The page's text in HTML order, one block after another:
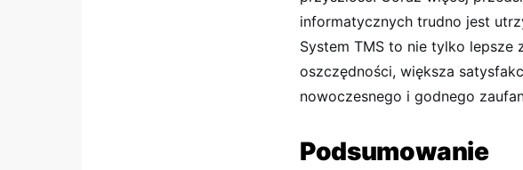
informatycznych trudno jest
System TMS to nie tylko lepsze
oszczędności, większa
nowoczesnego i godnego
Podsumowanie